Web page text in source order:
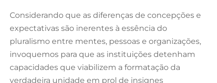
Considerando que as diferenças de concepções e
expectativas são inerentes à essência do
pluralismo entre mentes, pessoas e organizações,
invoquemos para que as instituições detenham
capacidades que viabilizem a formatação da
verdadeira unidade em prol de insignes